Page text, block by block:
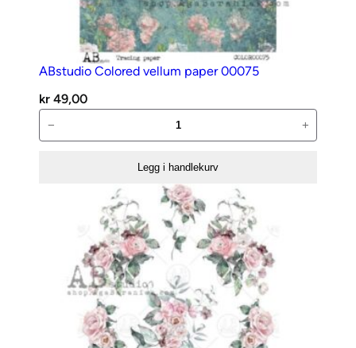
ABstudio Colored vellum paper 00075
kr 49,00
Colored
− +
Legg i handlekurv